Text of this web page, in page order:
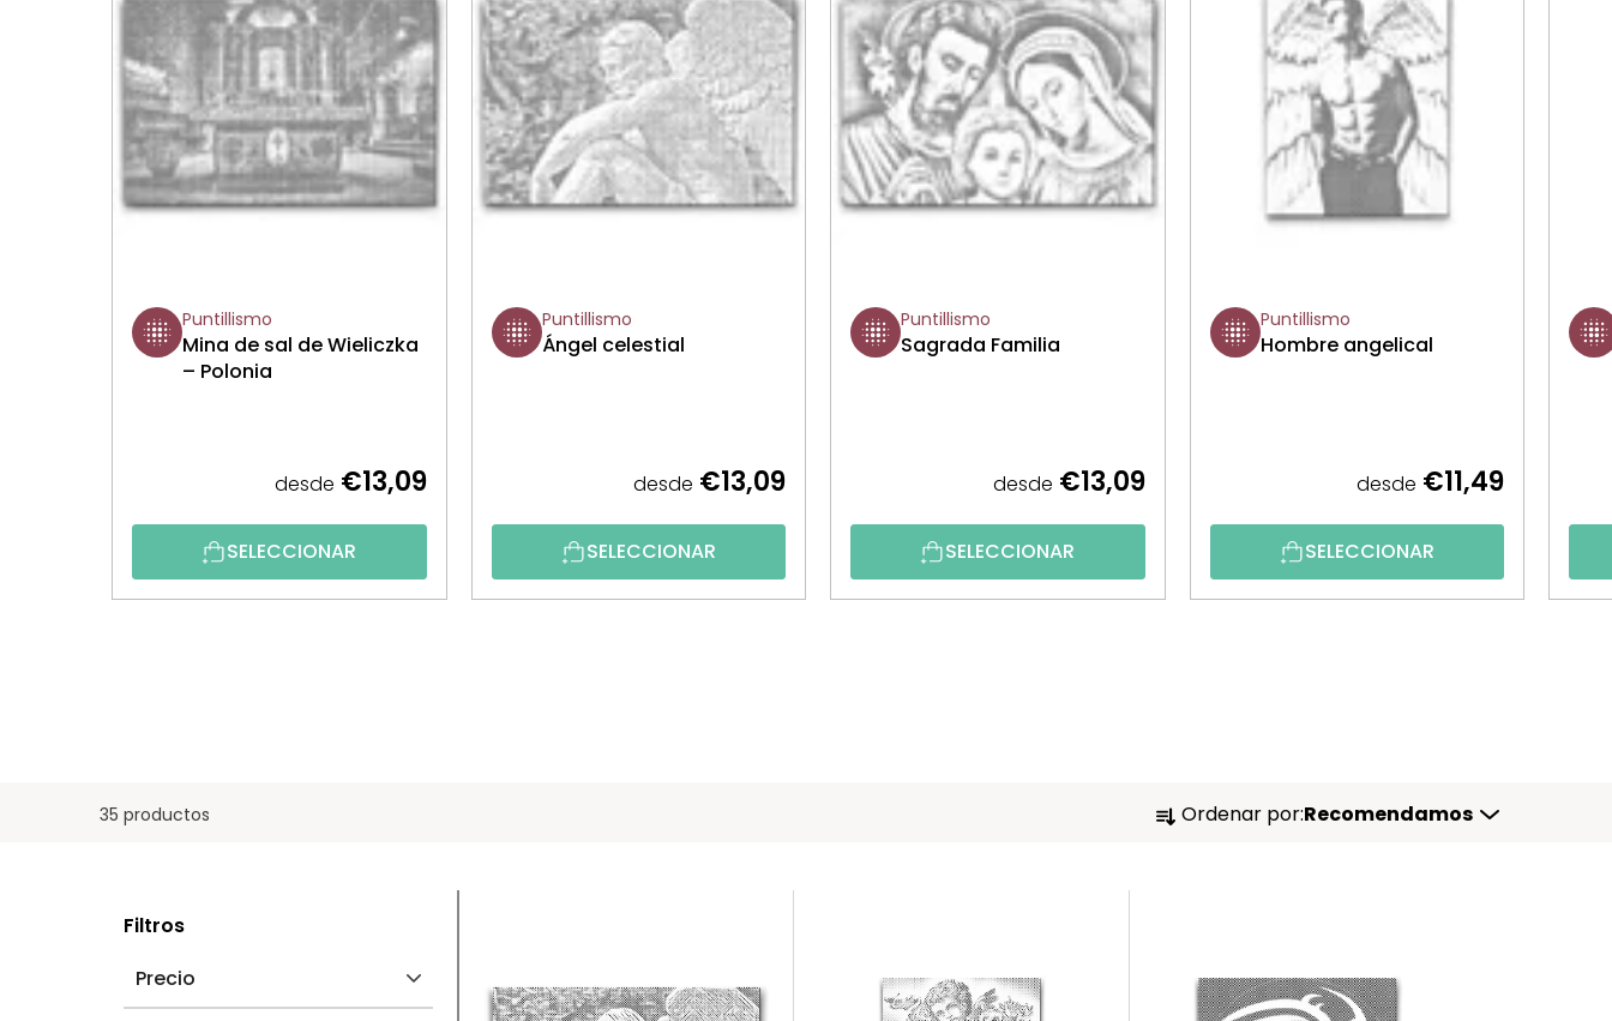
Puntillismo
Mina de sal de Wieliczka
– Polonia
desde €13,09
SELECCIONAR
Puntillismo
Ángel celestial
desde €13,09
SELECCIONAR
Puntillismo
Sagrada Familia
desde €13,09
SELECCIONAR
Puntillismo
Hombre angelical
desde €11,49
SELECCIONAR
35 productos
OOrdenar por:Recomendamos
Filtros
Precio